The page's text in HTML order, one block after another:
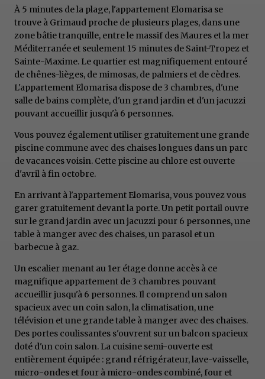
À 5 minutes de la plage, l'appartement Elomarisa se
trouve à Grimaud proche de plusieurs plages, dans une
zone bâtie tranquille, entre le massif des Maures et la mer
Méditerranée et seulement 15 minutes de Saint-Tropez et
Sainte-Maxime. Le quartier est magnifiquement entouré
de chênes-lièges, de mimosas, de palmiers et de cèdres.
L'appartement Elomarisa dispose de 3 chambres, d'une
salle de bains complète, d'un grand jardin et d'un jacuzzi
pouvant accueillir jusqu'à 6 personnes.
Vous pouvez également utiliser gratuitement une grande
piscine commune avec des chaises longues dans un parc
de vacances voisin. Cette piscine au chlore est ouverte
d'avril à fin octobre.
En arrivant à l'appartement Elomarisa, vous pouvez vous
garer gratuitement devant la porte. Un petit portail ouvre
sur le grand jardin avec un jacuzzi pour 6 personnes, une
table à manger avec des chaises, un parasol et un
barbecue à gaz.
Un escalier menant au 1er étage donne accès à ce
magnifique appartement de 3 chambres pouvant
accueillir jusqu'à 6 personnes. Il comprend un salon
spacieux avec un coin salon, la climatisation, une
télévision et une grande table à manger avec des chaises.
Des portes coulissantes s'ouvrent sur un balcon spacieux
doté d'un coin salon. La cuisine semi-ouverte est
entièrement équipée : grand réfrigérateur, lave-vaisselle,
micro-ondes et four à micro-ondes combiné, four et